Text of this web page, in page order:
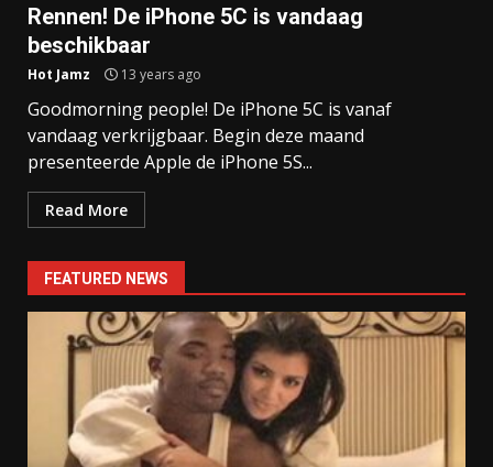
Rennen! De iPhone 5C is vandaag
beschikbaar
Hot Jamz 13 years ago
Goodmorning people! De iPhone 5C is vanaf
vandaag verkrijgbaar. Begin deze maand
presenteerde Apple de iPhone 5S...
Read More
FEATURED NEWS